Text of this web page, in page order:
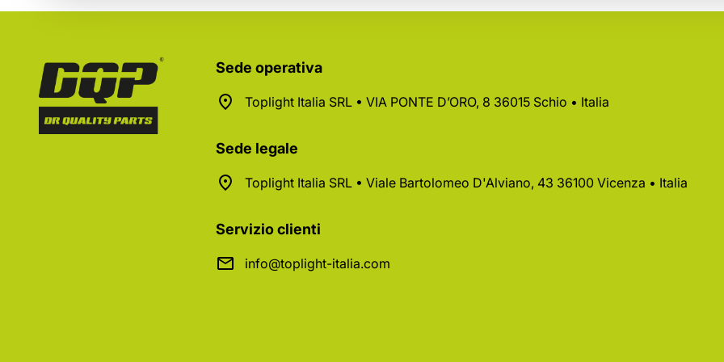
Sede operativa
Toplight Italia SRL • VIA PONTE D’ORO, 8 36015 Schio • Italia
Sede legale
Toplight Italia SRL • Viale Bartolomeo D'Alviano, 43 36100 Vicenza • Italia
Servizio clienti
info@toplight-italia.com